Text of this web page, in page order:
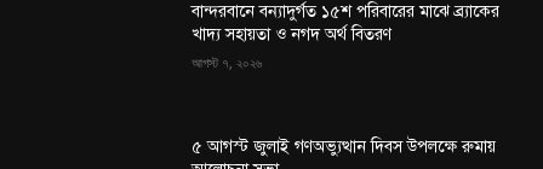
বান্দরবানে বন্যাদুর্গত ১৫শ পরিবারের মাঝে ব্র্যাকের
খাদ্য সহায়তা ও নগদ অর্থ বিতরণ
আগস্ট ৭, ২০২৬
৫ আগস্ট জুলাই গণঅভ্যুত্থান দিবস উপলক্ষে রুমায়